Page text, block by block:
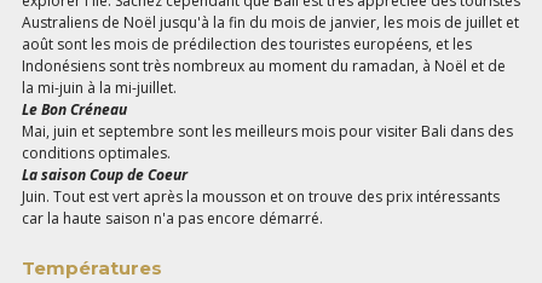
Australiens de Noël jusqu'à la fin du mois de janvier, les mois de juillet et
août sont les mois de prédilection des touristes européens, et les
Indonésiens sont très nombreux au moment du ramadan, à Noël et de
la mi-juin à la mi-juillet.
Le Bon Créneau
Mai, juin et septembre sont les meilleurs mois pour visiter Bali dans des
conditions optimales.
La saison Coup de Coeur
Juin. Tout est vert après la mousson et on trouve des prix intéressants
car la haute saison n'a pas encore démarré.
Températures